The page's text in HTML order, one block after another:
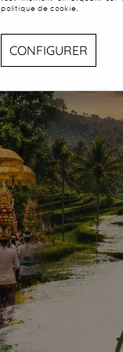
politique de cookie.
CONFIGURER